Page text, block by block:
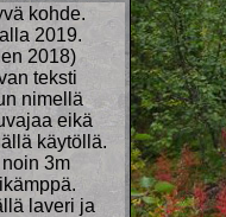
kohde.
2019.
2018)
teksti
nimellä
eikä
käytöllä.
3m
laveri ja